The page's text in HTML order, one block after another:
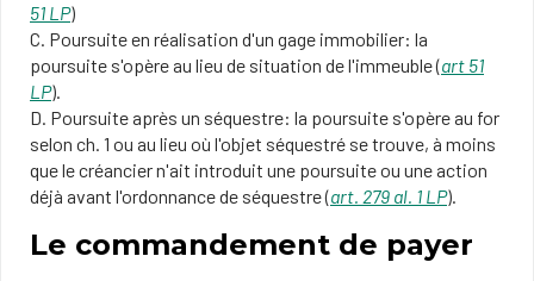
51 LP)
C. Poursuite en réalisation d'un gage immobilier: la
poursuite s'opère au lieu de situation de l'immeuble (art 51
LP).
D. Poursuite après un séquestre: la poursuite s'opère au for
selon ch. 1 ou au lieu où l'objet séquestré se trouve, à moins
que le créancier n'ait introduit une poursuite ou une action
déjà avant l'ordonnance de séquestre (art. 279 al. 1 LP).
Le commandement de payer